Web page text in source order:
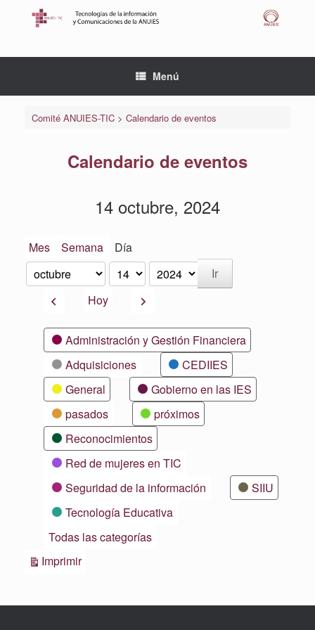
Menú
Comité ANUIES-TIC> Calendario de eventos
Calendario de eventos
14 octubre, 2024
Mes Semana Día
Mes
Día
Año
AnteriorHoy Siguiente
CategoríasAdministración y Gestión Financiera
Adquisiciones
CEDIIES
General
Gobierno en las IES
pasados
próximos
Reconocimientos
Red de mujeres en TIC
Seguridad de la información
SIIU
Tecnología Educativa
Todas las categorías
ImprimirVistas